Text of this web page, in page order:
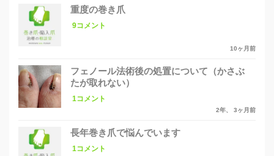
重度の巻き爪
9コメント
10ヶ月前
フェノール法術後の処置について（かさぶ
たが取れない）
1コメント
2年、 3ヶ月前
長年巻き爪で悩んでいます
1コメント